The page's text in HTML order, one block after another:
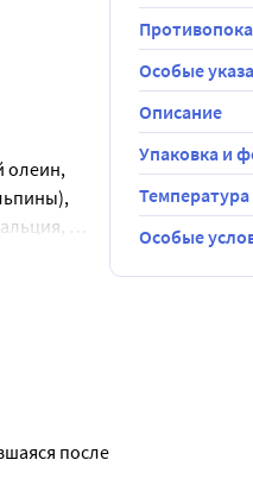
полного
-
или
олеин,
сульфат
после
Особые
Описание
Упаковка и
Особые